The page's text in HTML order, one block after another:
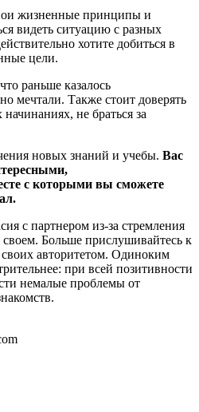
жизненные принципы и
видеть ситуацию с разных
хотите добиться в
цели.
раньше казалось
мечтали. Также стоит доверять
не браться за
новых знаний и учебы. Вас
с которыми вы сможете
с партнером из-за стремления
своем. Больше прислушивайтесь к
авторитетом. Одиноким
при всей позитивности
немалые проблемы от